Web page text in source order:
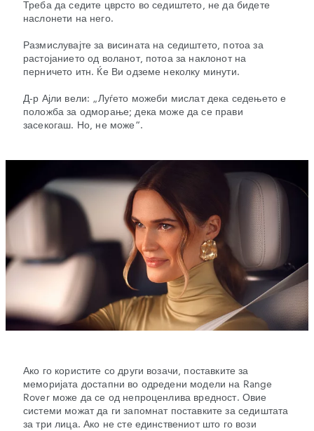
Треба да седите цврсто во седиштето, не да бидете
наслонети на него.
Размислувајте за висината на седиштето, потоа за
растојанието од воланот, потоа за наклонот на
перничето итн. Ќе Ви одземе неколку минути.
Д-р Ајли вели: „Луѓето можеби мислат дека седењето е
положба за одморање; дека може да се прави
засекогаш. Но, не може“.
Ако го користите со други возачи, поставките за
меморијата достапни во одредени модели на Range
Rover може да се од непроценлива вредност. Овие
системи можат да ги запомнат поставките за седиштата
за три лица. Ако не сте единствениот што го вози